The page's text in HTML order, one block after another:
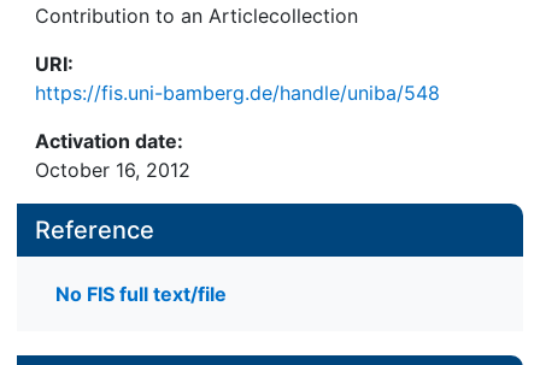
Contribution to an Articlecollection
URI:
https://fis.uni-bamberg.de/handle/uniba/548
Activation date:
October 16, 2012
Reference
No FIS full text/file